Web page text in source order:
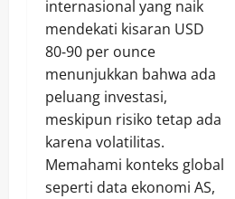
internasional yang naik
mendekati kisaran USD
80‑90 per ounce
menunjukkan bahwa ada
peluang investasi,
meskipun risiko tetap ada
karena volatilitas.
Memahami konteks global
seperti data ekonomi AS,